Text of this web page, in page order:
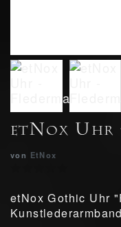
etNox Uhr
von EtNox
etNox Gothic Uhr